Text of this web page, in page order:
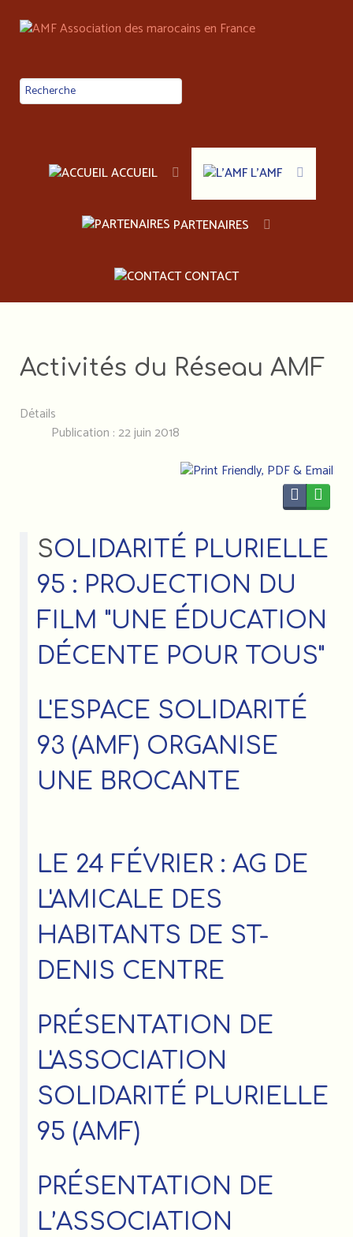
ACCUEIL L'AMF
PARTENAIRES
CONTACT
Activités du Réseau AMF
Détails
Publication : 22 juin 2018
SOLIDARITÉ PLURIELLE
95 : PROJECTION DU
FILM "UNE ÉDUCATION
DÉCENTE POUR TOUS"
L'ESPACE SOLIDARITÉ
93 (AMF) ORGANISE
UNE BROCANTE
LE 24 FÉVRIER : AG DE
L'AMICALE DES
HABITANTS DE ST-
DENIS CENTRE
PRÉSENTATION DE
L'ASSOCIATION
SOLIDARITÉ PLURIELLE
95 (AMF)
PRÉSENTATION DE
L’ASSOCIATION